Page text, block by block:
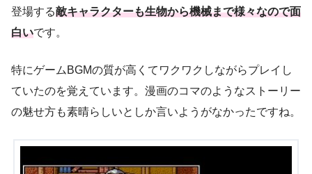
登場する敵キャラクターも生物から機械まで様々なので面
白いです。
特にゲームBGMの質が高くてワクワクしながらプレイし
ていたのを覚えています。漫画のコマのようなストーリー
の魅せ方も素晴らしいとしか言いようがなかったですね。